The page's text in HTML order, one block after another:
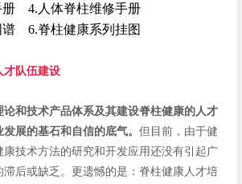
册 4.人体脊柱维修手册
谱 6.脊柱健康系列挂图
才队伍建设
和技术产品体系及其建设脊柱健康的人才
展的基石和自信的底气。 但目前，由于健
康技术方法的研究和开发应用还没有引起广
后或缺乏。更遗憾的是：脊柱健康人才培